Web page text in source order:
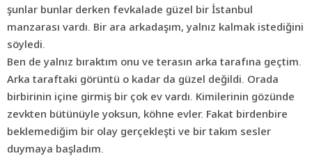
şunlar bunlar derken fevkalade güzel bir İstanbul
manzarası vardı. Bir ara arkadaşım, yalnız kalmak istediğini
söyledi.
Ben de yalnız bıraktım onu ve terasın arka tarafına geçtim.
Arka taraftaki görüntü o kadar da güzel değildi. Orada
birbirinin içine girmiş bir çok ev vardı. Kimilerinin gözünde
zevkten bütünüyle yoksun, köhne evler. Fakat birdenbire
beklemediğim bir olay gerçekleşti ve bir takım sesler
duymaya başladım.